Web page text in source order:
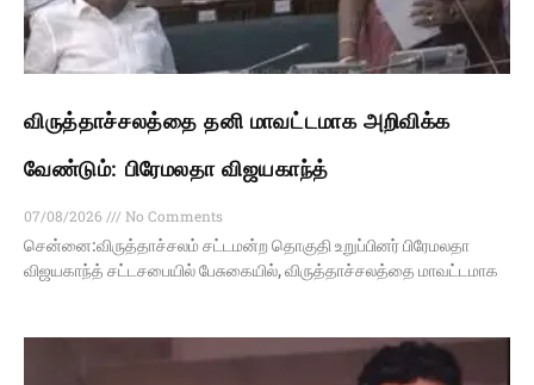
விருத்தாச்சலத்தை தனி மாவட்டமாக அறிவிக்க
வேண்டும்: பிரேமலதா விஜயகாந்த்
07/08/2026
No Comments
சென்னை:விருத்தாச்சலம் சட்டமன்ற தொகுதி உறுப்பினர் பிரேமலதா
விஜயகாந்த் சட்டசபையில் பேசுகையில், விருத்தாச்சலத்தை மாவட்டமாக